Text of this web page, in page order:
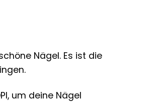
Nägel. Es ist die
um deine Nägel